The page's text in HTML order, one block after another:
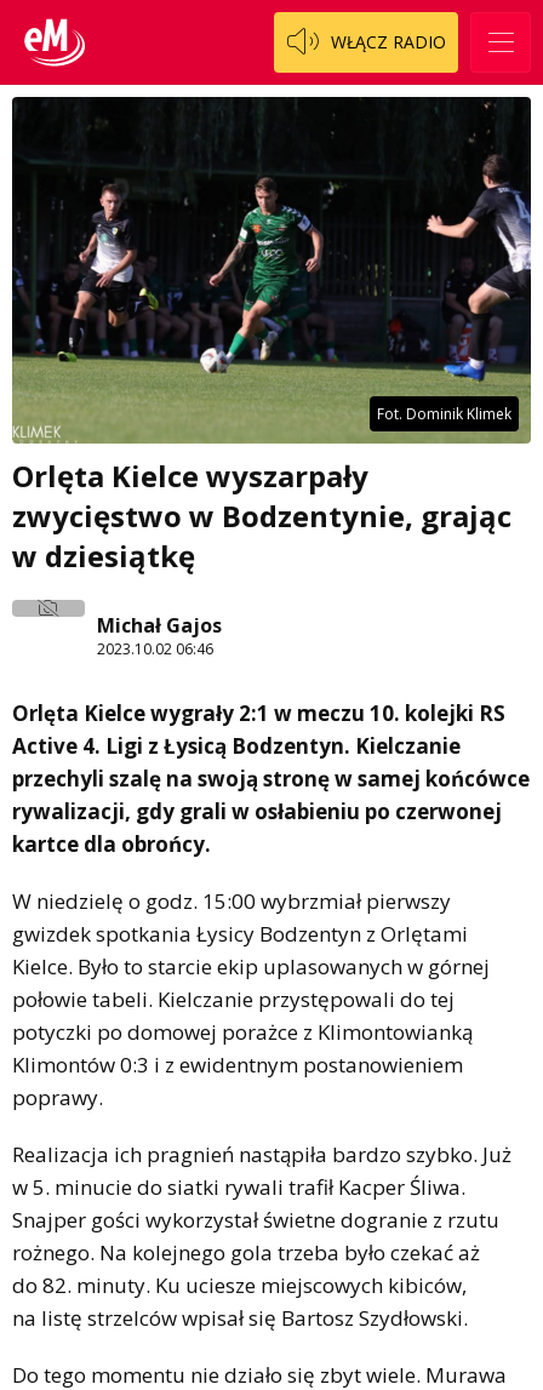
WŁĄCZ RADIO
Fot. Dominik Klimek
Orlęta Kielce wyszarpały
zwycięstwo w Bodzentynie, grając
w dziesiątkę
Michał Gajos
2023.10.02 06:46
Orlęta Kielce wygrały 2:1 w meczu 10. kolejki RS
Active 4. Ligi z Łysicą Bodzentyn. Kielczanie
przechyli szalę na swoją stronę w samej końcówce
rywalizacji, gdy grali w osłabieniu po czerwonej
kartce dla obrońcy.
W niedzielę o godz. 15:00 wybrzmiał pierwszy
gwizdek spotkania Łysicy Bodzentyn z Orlętami
Kielce. Było to starcie ekip uplasowanych w górnej
połowie tabeli. Kielczanie przystępowali do tej
potyczki po domowej porażce z Klimontowianką
Klimontów 0:3 i z ewidentnym postanowieniem
poprawy.
Realizacja ich pragnień nastąpiła bardzo szybko. Już
w 5. minucie do siatki rywali trafił Kacper Śliwa.
Snajper gości wykorzystał świetne dogranie z rzutu
rożnego. Na kolejnego gola trzeba było czekać aż
do 82. minuty. Ku uciesze miejscowych kibiców,
na listę strzelców wpisał się Bartosz Szydłowski.
Do tego momentu nie działo się zbyt wiele. Murawa